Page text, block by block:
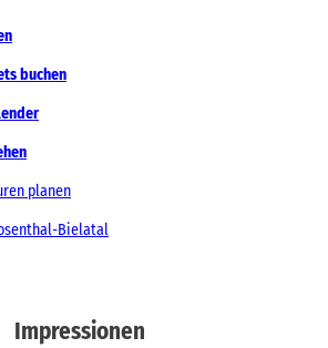
buchen
planen
Bielatal
Impressionen